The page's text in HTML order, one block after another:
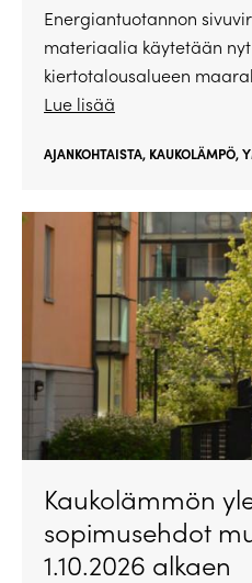
Energiantuotannon
materiaalia käytetään nyt
kiertotalousalueen
Lue lisää
AJANKOHTAISTA, KAUKOLÄMPÖ,
Kaukolämmön
sopimusehdot
1.10.2026 alkaen